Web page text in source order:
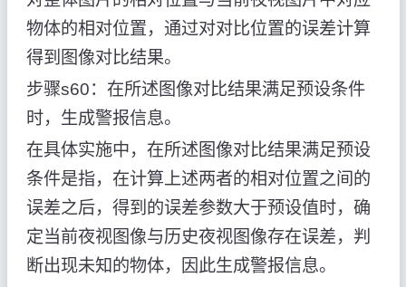
物体的相对位置，通过对对比位置的误差计算
得到图像对比结果。
步骤s60：在所述图像对比结果满足预设条件
时，生成警报信息。
在具体实施中，在所述图像对比结果满足预设
条件是指，在计算上述两者的相对位置之间的
误差之后，得到的误差参数大于预设值时，确
定当前夜视图像与历史夜视图像存在误差，判
断出现未知的物体，因此生成警报信息。